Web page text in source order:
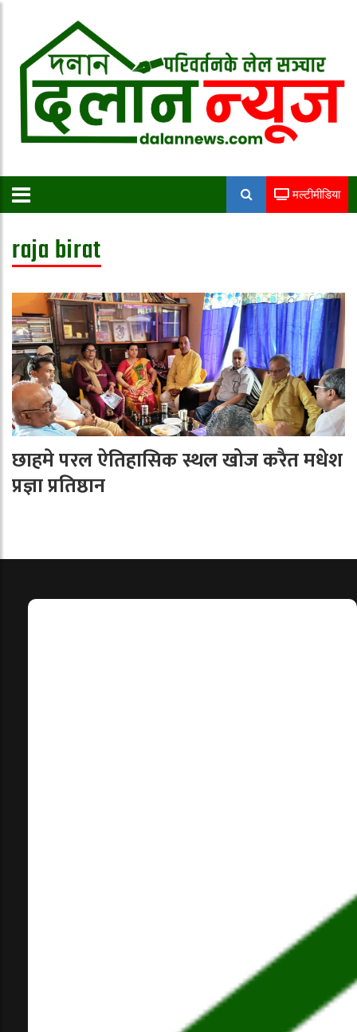
मल्टीमीडिया
raja birat
छाहमे परल ऐतिहासिक स्थल खोज करैत मधेश
प्रज्ञा प्रतिष्ठान